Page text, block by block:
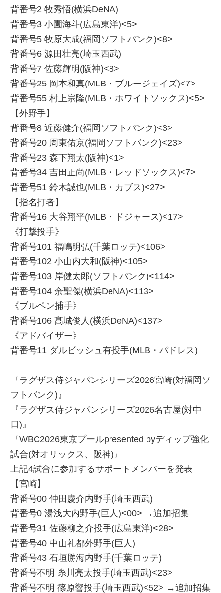
背番号2 牧秀悟(横浜DeNA)
背番号3 小園海斗(広島東洋)<5>
背番号5 牧原大成(福岡ソフトバンク)<8>
背番号6 源田壮亮(埼玉西武)
背番号7 佐藤輝明(阪神)<8>
背番号25 岡本和真(MLB・ブルージェイズ)<7>
背番号55 村上宗隆(MLB・ホワイトソックス)<5>
【外野手】
背番号8 近藤健介(福岡ソフトバンク)<3>
背番号20 周東佑京(福岡ソフトバンク)<23>
背番号23 森下翔太(阪神)<1>
背番号34 吉田正尚(MLB・レッドソックス)<7>
背番号51 鈴木誠也(MLB・カブス)<27>
【指名打者】
背番号16 大谷翔平(MLB・ドジャース)<17>
《打撃投手》
背番号101 福嶋明弘(千葉ロッテ)<106>
背番号102 小山内大和(阪神)<105>
背番号103 岸健太郎(ソフトバンク)<114>
背番号104 余聖傑(横浜DeNA)<113>
《ブルペン捕手》
背番号106 髙城俊人(横浜DeNA)<137>
《アドバイザー》
背番号11 ダルビッシュ有投手(MLB・パドレス)
『ラグザス侍ジャパンシリーズ2026宮崎(対福岡ソ
フトバンク)』
『ラグザス侍ジャパンシリーズ2026名古屋(対中
日)』
『WBC2026東京プールpresented byディップ強化
試合(対オリックス、阪神)』
上記4試合に参加するサポートメンバーを発表
【宮崎】
背番号00 仲田慶介内野手(埼玉西武)
背番号0 湯浅大内野手(巨人)<00> →追加招集
背番号31 佐藤柳之介投手(広島東洋)<28>
背番号40 中山礼都外野手(巨人)
背番号43 石垣勝海内野手(千葉ロッテ)
背番号不明 糸川亮太投手(埼玉西武)<23>
背番号不明 篠原響投手(埼玉西武)<52> →追加招集